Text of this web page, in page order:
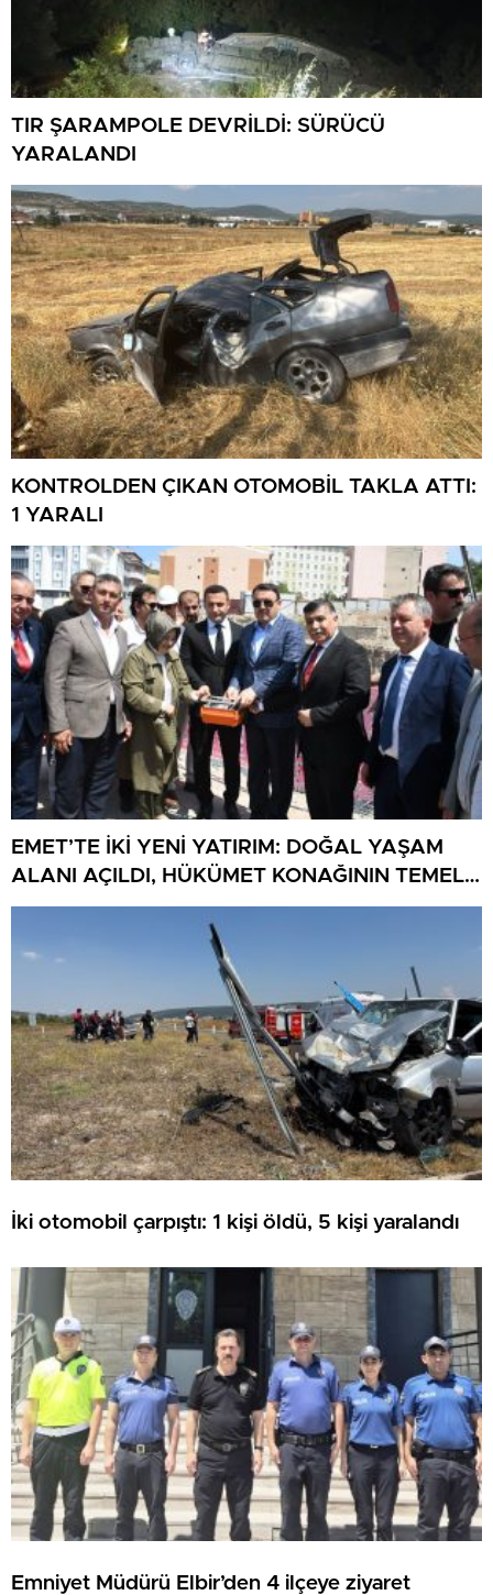
TIR ŞARAMPOLE DEVRİLDİ: SÜRÜCÜ
YARALANDI
KONTROLDEN ÇIKAN OTOMOBİL TAKLA ATTI:
1 YARALI
EMET’TE İKİ YENİ YATIRIM: DOĞAL YAŞAM
ALANI AÇILDI, HÜKÜMET KONAĞININ TEMELİ
ATILDI
İki otomobil çarpıştı: 1 kişi öldü, 5 kişi yaralandı
Emniyet Müdürü Elbir’den 4 ilçeye ziyaret